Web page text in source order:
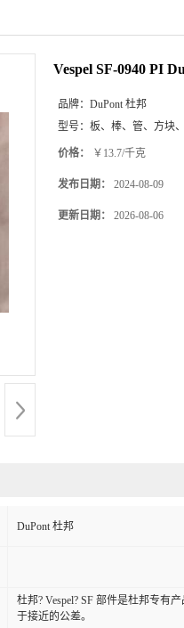
Vespel SF-0940 PI
品牌： DuPont 杜邦
型号： 板、棒、管、方块
价格： ￥13.7/千克
发布日期： 2024-08-09
更新日期： 2026-08-06
DuPont 杜邦
杜邦? Vespel? SF 部件是杜邦专有
于接近的公差。